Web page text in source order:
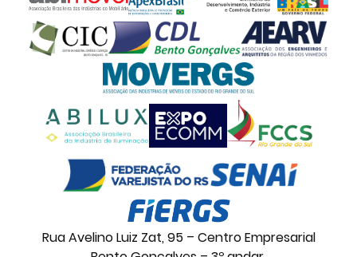
Rua Avelino Luiz Zat, 95 – Centro Empresarial